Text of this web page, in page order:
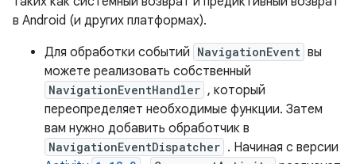
в Android (и других платформах).
Для обработки событий NavigationEvent вы
можете реализовать собственный
NavigationEventHandler , который
переопределяет необходимые функции. Затем
вам нужно добавить обработчик в
NavigationEventDispatcher . Начиная с версии